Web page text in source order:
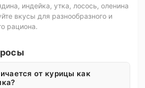
индейка, утка, лосось, оленина
вкусы для разнообразного и
рациона.
от курицы как